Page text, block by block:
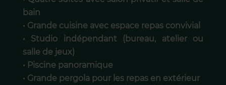
bain
• Grande cuisine avec espace repas convivial
• Studio indépendant (bureau, atelier ou
salle de jeux)
• Piscine panoramique
• Grande pergola pour les repas en extérieur